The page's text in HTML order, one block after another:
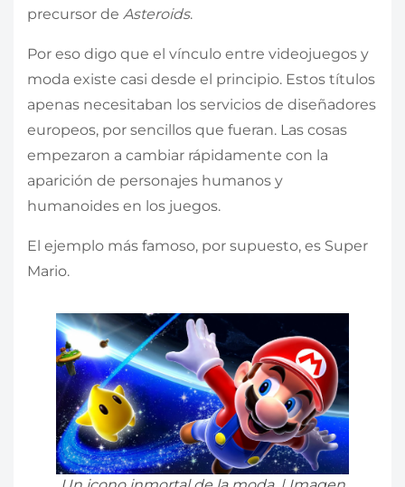
precursor de Asteroids.
Por eso digo que el vínculo entre videojuegos y
moda existe casi desde el principio. Estos títulos
apenas necesitaban los servicios de diseñadores
europeos, por sencillos que fueran. Las cosas
empezaron a cambiar rápidamente con la
aparición de personajes humanos y
humanoides en los juegos.
El ejemplo más famoso, por supuesto, es Super
Mario.